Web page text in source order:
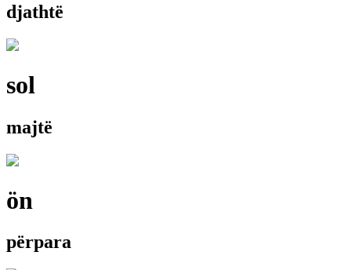
djathtë
sol
majtë
ön
përpara